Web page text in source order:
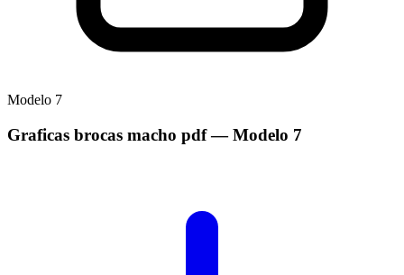
Modelo 7
Graficas brocas macho pdf— Modelo 7